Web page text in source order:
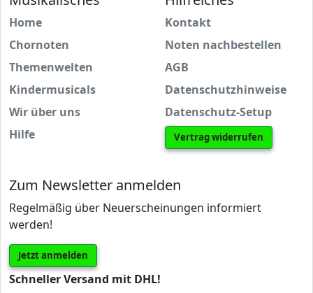
Home
Chornoten
Themenwelten
Kindermusicals
Wir über uns
Hilfe
Kontakt
Noten nachbestellen
AGB
Datenschutzhinweise
Datenschutz-Setup
Vertrag widerrufen
Zum Newsletter anmelden
Regelmäßig über Neuerscheinungen informiert
werden!
Jetzt anmelden
Schneller Versand mit DHL!